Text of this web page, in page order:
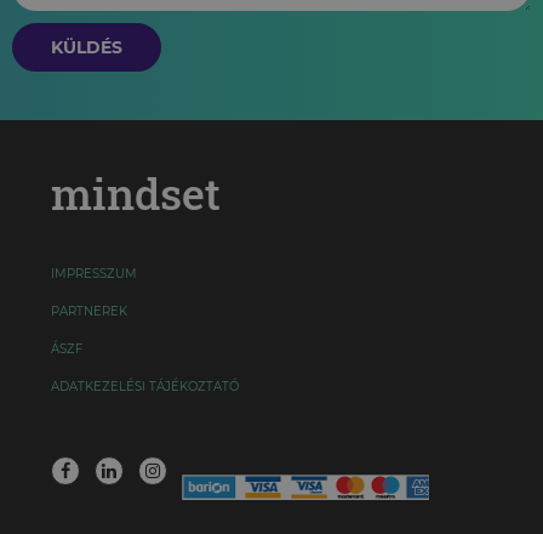
KÜLDÉS
mindset
IMPRESSZUM
PARTNEREK
ÁSZF
ADATKEZELÉSI TÁJÉKOZTATÓ